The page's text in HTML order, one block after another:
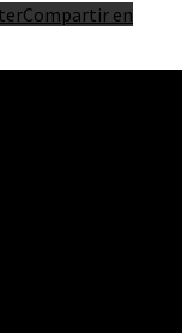
Compartir en